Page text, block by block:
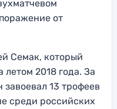
от
Семак, который
летом 2018 года. За
13 трофеев
среди российских